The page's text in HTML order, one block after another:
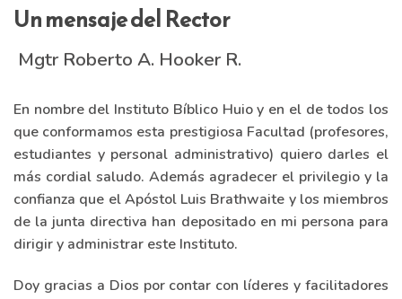
Un mensaje del Rector
Mgtr Roberto A. Hooker R.
En nombre del Instituto Bíblico Huio y en el de todos los
que conformamos esta prestigiosa Facultad (profesores,
estudiantes y personal administrativo) quiero darles el
más cordial saludo. Además agradecer el privilegio y la
confianza que el Apóstol Luis Brathwaite y los miembros
de la junta directiva han depositado en mi persona para
dirigir y administrar este Instituto.
Doy gracias a Dios por contar con líderes y facilitadores